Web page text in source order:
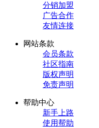
分销加盟
广告合作
友情连接
网站条款
会员条款
社区指南
版权声明
免责声明
帮助中心
新手上路
使用帮助